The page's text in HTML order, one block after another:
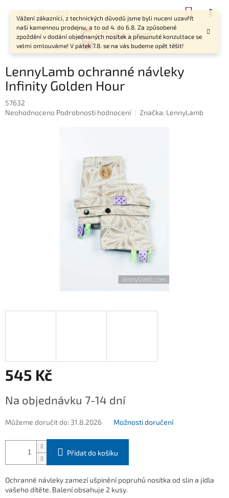
Vážení zákazníci, z technických důvodů jsme byli nuceni uzavřít
naši kamennou prodejnu, a to od 4. do 6.8. Za způsobené
zpoždění v dodání objednaných nosítek a přesunuté konzultace se
velmi omlouváme! V pátek 7.8. se na vás budeme opět těšit!
CZK
LennyLamb ochranné návleky
Infinity Golden Hour
57632
Průměrné
Neohodnoceno Podrobnosti hodnocení Značka: LennyLamb
545 Kč
cena:
Na objednávku 7-14 dní
Můžeme doručit do: 31.8.2026 Možnosti doručení
Přidat do košíku
Ochranné návleky zamezí ušpinění popruhů nosítka od slin a jídla
vašeho dítěte. Balení obsahuje 2 kusy.